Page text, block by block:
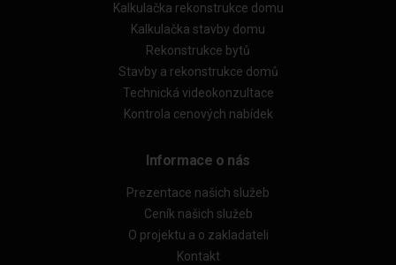
Kalkulačka rekonstrukce domu
Kalkulačka stavby domu
Rekonstrukce bytů
Stavby a rekonstrukce domů
Technická videokonzultace
Kontrola cenových nabídek
Informace o nás
Prezentace našich služeb
Ceník našich služeb
O projektu a o zakladateli
Kontakt